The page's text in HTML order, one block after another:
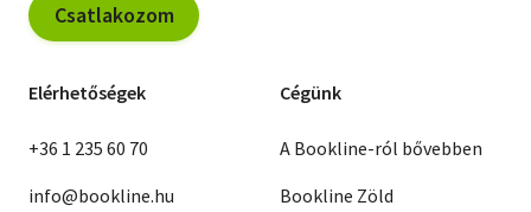
Csatlakozom
Elérhetőségek
+36 1 235 60 70
info@bookline.hu
Cégünk
A Bookline-ról bővebben
Bookline Zöld